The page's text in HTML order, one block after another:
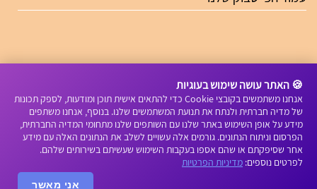
🍪 האתר עושה שימוש בעוגיות
אנחנו משתמשים בקובצי Cookie כדי להתאים אישית תוכן ומודעות, לספק תכונות
של מדיה חברתית ולנתח את תנועת המשתמשים שלנו. בנוסף, אנחנו משתפים
מידע על אופן השימוש באתר שלנו עם השותפים שלנו מתחומי המדיה החברתית,
הפרסום וניתוח הנתונים. גורמים אלה עשויים לשלב את הנתונים האלה עם מידע
אחר שסיפקתם או שהם אספו בעקבות השימוש שעשיתם בשירותים שלהם.
לפרטים נוספים: מדיניות הפרטיות
אני מאשר